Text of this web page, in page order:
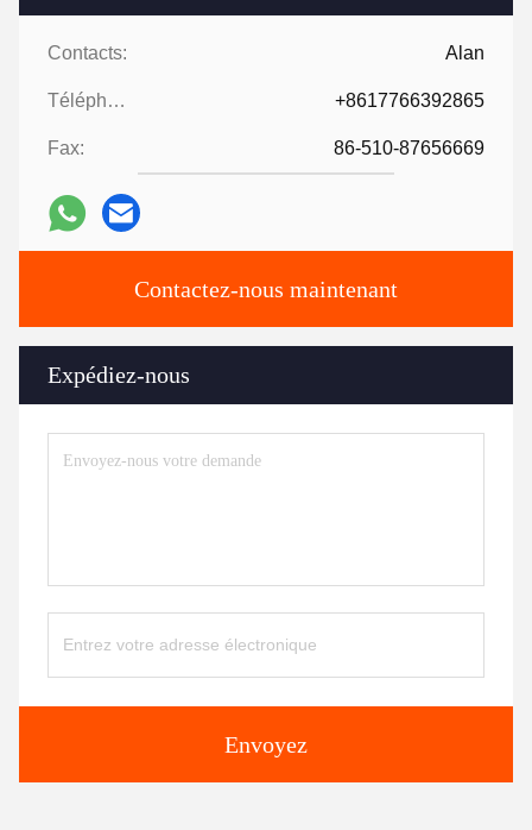
Contacts: Alan
Téléphone: +8617766392865
Fax: 86-510-87656669
Contactez-nous maintenant
Expédiez-nous
Envoyez